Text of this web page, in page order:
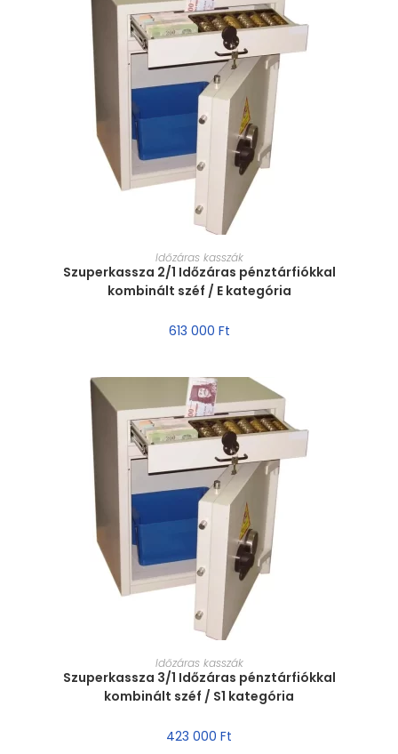
MÉRET VÁLASZTÁSA
Időzáras kasszák
Szuperkassza 2/1 Időzáras pénztárfiókkal
kombinált széf / E kategória
613 000 Ft
MÉRET VÁLASZTÁSA
Időzáras kasszák
Szuperkassza 3/1 Időzáras pénztárfiókkal
kombinált széf / S1 kategória
423 000 Ft